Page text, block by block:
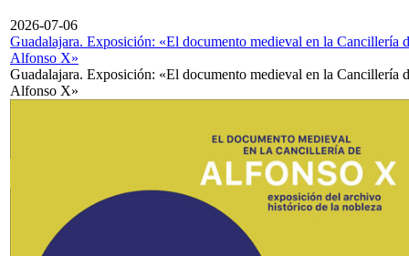
2026-07-06
Guadalajara. Exposición: «El documento medieval en la Cancillería
Alfonso X»
Guadalajara. Exposición: «El documento medieval en la Cancillería
Alfonso X»